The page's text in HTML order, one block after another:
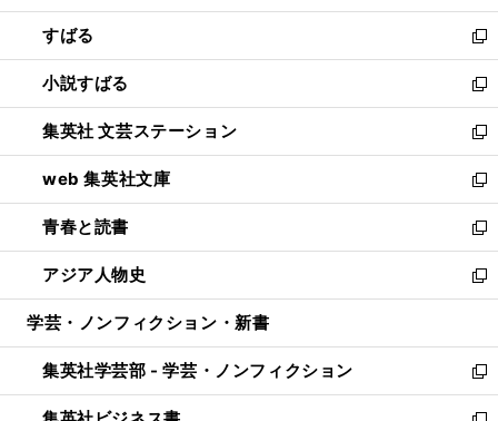
開
く
ウ
で
開
く
ン
ド
ウ
で
開
く
すばる
新
し
い
ウ
ィ
ン
ド
ウ
で
開
く
小説すばる
新
し
い
ウ
ィ
ン
ド
ウ
で
開
集英社 文芸ステーション
新
し
い
ウ
ィ
ン
ド
ウ
開
く
web 集英社文庫
新
し
い
ウ
ィ
ン
ウ
で
開
青春と読書
新
し
い
ウ
ン
ド
ウ
アジア人物史
新
し
ウ
ィ
ン
学芸・ノンフィクション・新書
集英社学芸部 - 学芸・ノンフィクション
新
し